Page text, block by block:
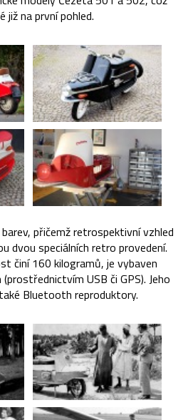
již na první pohled.
přičemž retrospektivní vzhled
dvou speciálních retro provedení.
činí 160 kilogramů, je vybaven
USB či GPS). Jeho
Bluetooth reproduktory.